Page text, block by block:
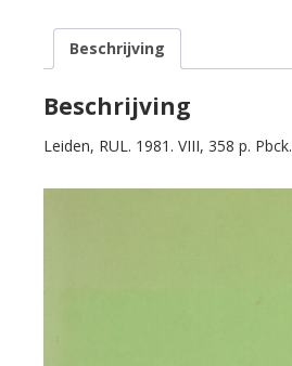
Printed
Editions
(1518-
1664)
Aeschylus.
Beschrijving
Beschrijving
Leiden, RUL. 1981. VIII, 358 p. Pbck.